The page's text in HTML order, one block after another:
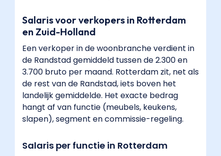
Salaris voor verkopers in Rotterdam
en Zuid-Holland
Een verkoper in de woonbranche verdient in
de Randstad gemiddeld tussen de 2.300 en
3.700 bruto per maand. Rotterdam zit, net als
de rest van de Randstad, iets boven het
landelijk gemiddelde. Het exacte bedrag
hangt af van functie (meubels, keukens,
slapen), segment en commissie-regeling.
Salaris per functie in Rotterdam